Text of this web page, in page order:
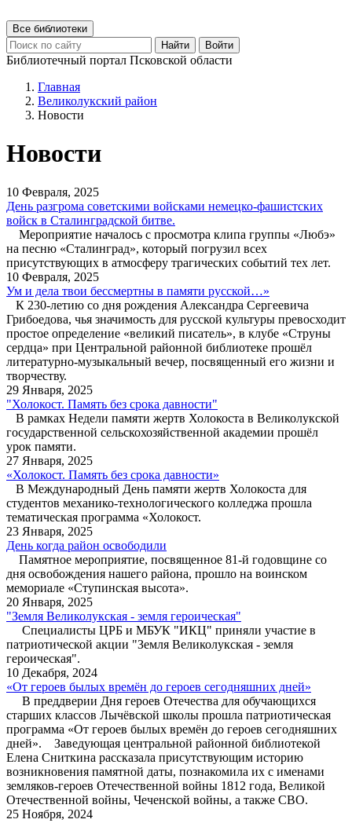
Все библиотеки
Найти
Войти
Библиотечный портал Псковской области
Главная
Великолукский район
Новости
Новости
10 Февраля, 2025
День разгрома советскими войсками немецко-фашистских
войск в Сталинградской битве.
Мероприятие началось с просмотра клипа группы «Любэ»
на песню «Сталинград», который погрузил всех
присутствующих в атмосферу трагических событий тех лет.
10 Февраля, 2025
Ум и дела твои бессмертны в памяти русской…»
К 230-летию со дня рождения Александра Сергеевича
Грибоедова, чья значимость для русской культуры превосходит
простое определение «великий писатель», в клубе «Струны
сердца» при Центральной районной библиотеке прошёл
литературно-музыкальный вечер, посвященный его жизни и
творчеству.
29 Января, 2025
"Холокост. Память без срока давности"
В рамках Недели памяти жертв Холокоста в Великолукской
государственной сельскохозяйственной академии прошёл
урок памяти.
27 Января, 2025
«Холокост. Память без срока давности»
В Международный День памяти жертв Холокоста для
студентов механико-технологического колледжа прошла
тематическая программа «Холокост.
23 Января, 2025
День когда район освободили
Памятное мероприятие, посвященное 81-й годовщине со
дня освобождения нашего района, прошло на воинском
мемориале «Ступинская высота».
20 Января, 2025
"Земля Великолукская - земля героическая"
Специалисты ЦРБ и МБУК "ИКЦ" приняли участие в
патриотической акции "Земля Великолукская - земля
героическая".
10 Декабря, 2024
«От героев былых времён до героев сегодняшних дней»
В преддверии Дня героев Отечества для обучающихся
старших классов Лычёвской школы прошла патриотическая
программа «От героев былых времён до героев сегодняшних
дней». Заведующая центральной районной библиотекой
Елена Сниткина рассказала присутствующим историю
возникновения памятной даты, познакомила их с именами
земляков-героев Отечественной войны 1812 года, Великой
Отечественной войны, Чеченской войны, а также СВО.
25 Ноября, 2024